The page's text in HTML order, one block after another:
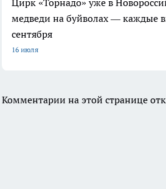
медведи на буйволах — каждые
сентября
16 июля
Комментарии на этой странице